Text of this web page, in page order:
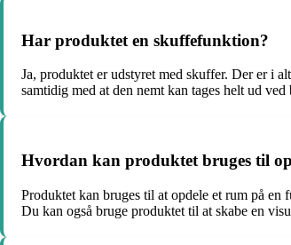
Har produktet en skuffefunktion?
Ja, produktet er udstyret med skuffer. Der er i
samtidig med at den nemt kan tages helt ud ved
Hvordan kan produktet bruges til
Produktet kan bruges til at opdele et rum på en
Du kan også bruge produktet til at skabe en